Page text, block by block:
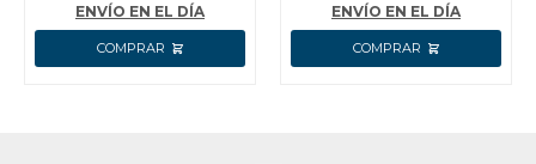
ENVÍO EN EL DÍA ENVÍO EN EL DÍA